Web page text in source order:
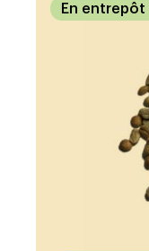
En entrepôt